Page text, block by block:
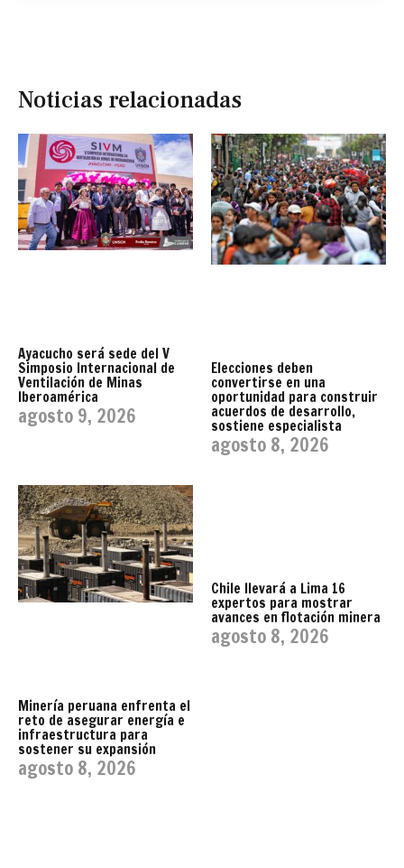
Noticias relacionadas
Ayacucho será sede del V
Simposio Internacional de
Ventilación de Minas
Iberoamérica
agosto 9, 2026
Elecciones deben
convertirse en una
oportunidad para construir
acuerdos de desarrollo,
sostiene especialista
agosto 8, 2026
Minería peruana enfrenta el
reto de asegurar energía e
infraestructura para
sostener su expansión
agosto 8, 2026
Chile llevará a Lima 16
expertos para mostrar
avances en flotación minera
agosto 8, 2026